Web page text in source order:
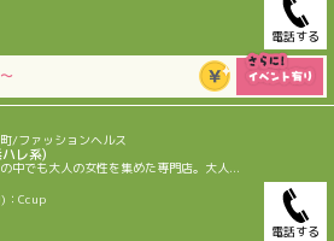
電話する
/ファッションヘルス
レ系)
中でも大人の女性を集めた専門店。大人...
：Ccup
電話する